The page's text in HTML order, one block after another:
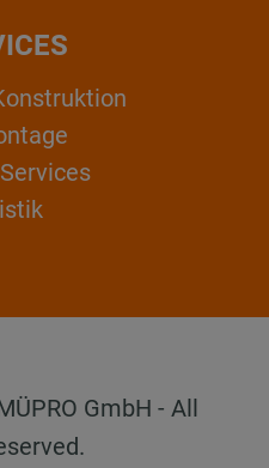
GmbH - All